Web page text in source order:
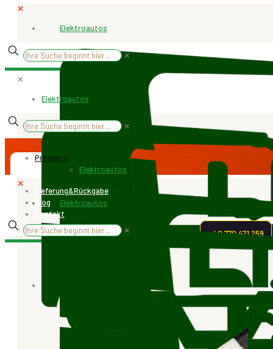
✕
Elektroautos
✕
✕
Elektroautos
✕
Produkte
Elektroautos
Lieferung&Rückgabe
Blog
Kontakt
+40.770.471.259
✕
Elektroautos
✕
Blinkerrelais P1-00 | S1
Blinkerrelais P1-00 | S1